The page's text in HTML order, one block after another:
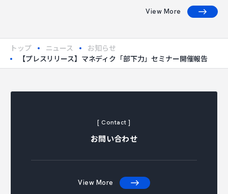
View More
トップ ニュース
お知らせ
【プレスリリース】マネディク「部下力」セミナー開催報告
[ Contact ]
お問い合わせ
View More